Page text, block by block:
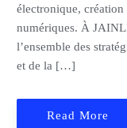
électronique,
numériques. À
l’ensemble des
et de la […]
Read More